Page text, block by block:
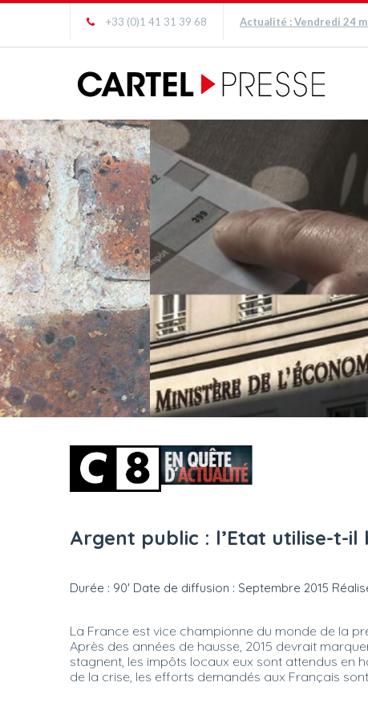
+33 (0)1 41 31 39 68 Actualité : Vendredi 24
Argent public : l’Etat utilise-t-il
Durée : 90' Date de diffusion : Septembre 2015
La France est vice championne du monde de la
Après des années de hausse, 2015 devrait
stagnent, les impôts locaux eux sont attendus en
de la crise, les efforts demandés aux Français